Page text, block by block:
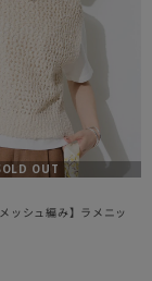
OUT
ッシュ編み】ラメニッ